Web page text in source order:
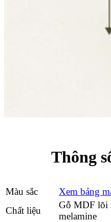
Thông
Màu sắc
Xem bảng
Chất liệu
Gỗ MDF lõi
melamine